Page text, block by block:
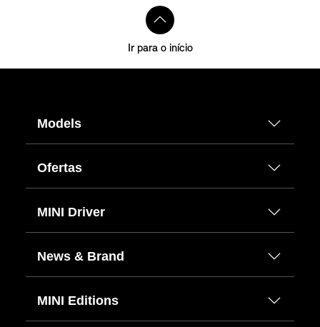
Ir para o início
Models
Ofertas
MINI Driver
News & Brand
MINI Editions